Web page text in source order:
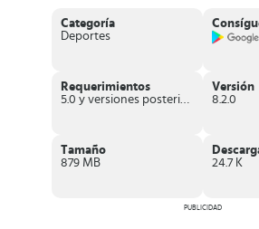
con todos los jugadores reales de
Madrid, FC Barcelona, la Juventus y el FC
En lo que respecta a modos de juego, este
bien servido. Puedes jugartorneos, ligas,
En definitiva, si te animas a descargar
descubrirás un
simulador de fútbol
Categoría
Deportes
Requerimientos
5.0 y versiones posteriores
Versión
8.2.0
Tamaño
879 MB
24.7 K
PUBLICIDAD